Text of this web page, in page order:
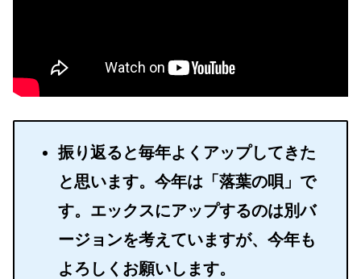
振り返ると毎年よくアップしてきた
と思います。今年は「落葉の唄」で
す。エックスにアップするのは別バ
ージョンを考えていますが、今年も
よろしくお願いします。